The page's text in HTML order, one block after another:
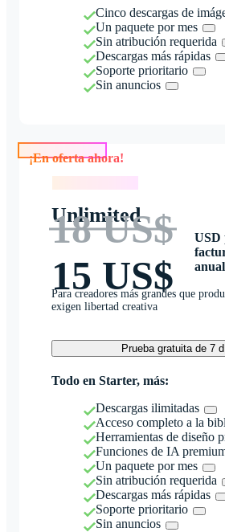
Cinco descargas de
Un paquete por mes
Sin atribución requerida
Descargas más rápidas
Soporte prioritario
Sin anuncios
Unlimited
18 US$
15 US$
USD
Para creadores más grandes que
exigen libertad creativa
Prueba gratuita de 7
Todo en Starter, más:
Descargas ilimitadas
Acceso completo a la
Herramientas de diseño
Funciones de IA
Un paquete por mes
Sin atribución requerida
Descargas más rápidas
Soporte prioritario
Sin anuncios